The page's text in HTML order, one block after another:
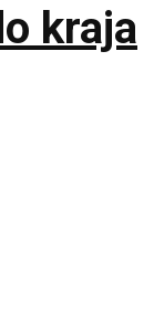
kraja